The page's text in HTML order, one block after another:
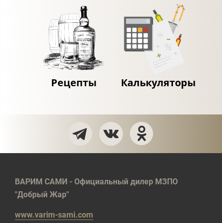
Рецепты Калькуляторы
ВАРИМ САМИ - Официальный дилер МЗПО
"Добрый Жар"
www.varim-sami.com